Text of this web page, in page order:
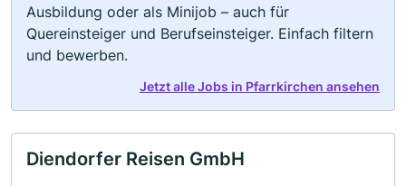
Ausbildung oder als Minijob – auch für
Quereinsteiger und Berufseinsteiger. Einfach filtern
und bewerben.
Jetzt alle Jobs in Pfarrkirchen ansehen
Diendorfer Reisen GmbH